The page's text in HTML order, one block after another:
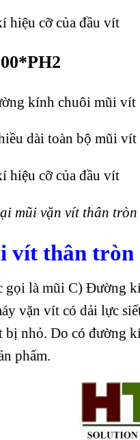
hiệu cỡ của đầu vít
kính chuôi mũi vít
dài toàn bộ mũi
hiệu cỡ của đầu vít
mũi vặn vít thân
vít thân
gọi là mũi C) Đường
vặn vít có dải lực
bị nhỏ. Do có đường
phẩm.